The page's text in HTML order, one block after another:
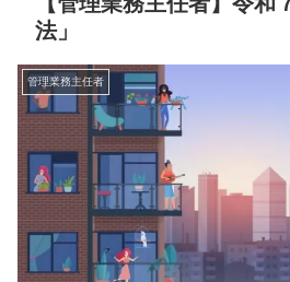
法」
管理業務主任者